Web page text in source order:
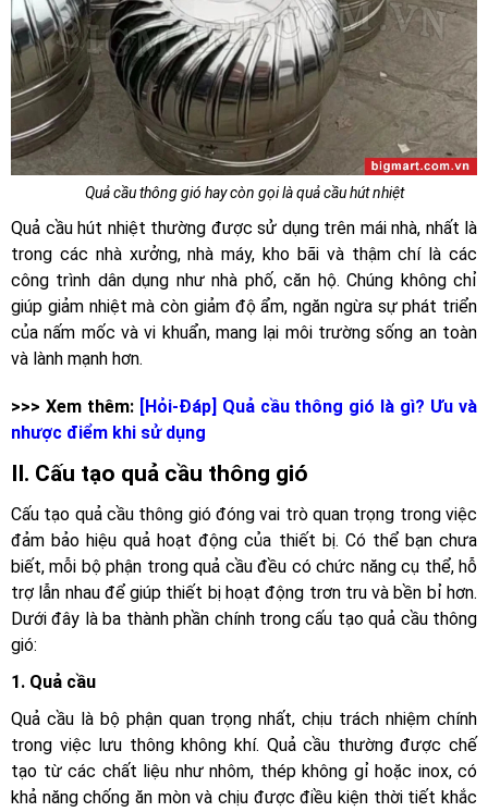
Quả cầu thông gió hay còn gọi là quả cầu hút nhiệt
Quả cầu hút nhiệt thường được sử dụng trên mái nhà, nhất là
trong các nhà xưởng, nhà máy, kho bãi và thậm chí là các
công trình dân dụng như nhà phố, căn hộ. Chúng không chỉ
giúp giảm nhiệt mà còn giảm độ ẩm, ngăn ngừa sự phát triển
của nấm mốc và vi khuẩn, mang lại môi trường sống an toàn
và lành mạnh hơn.
>>> Xem thêm:
[Hỏi-Đáp] Quả cầu thông gió là gì? Ưu và
nhược điểm khi sử dụng
II. Cấu tạo quả cầu thông gió
Cấu tạo quả cầu thông gió đóng vai trò quan trọng trong việc
đảm bảo hiệu quả hoạt động của thiết bị. Có thể bạn chưa
biết, mỗi bộ phận trong quả cầu đều có chức năng cụ thể, hỗ
trợ lẫn nhau để giúp thiết bị hoạt động trơn tru và bền bỉ hơn.
Dưới đây là ba thành phần chính trong cấu tạo quả cầu thông
gió:
1. Quả cầu
Quả cầu là bộ phận quan trọng nhất, chịu trách nhiệm chính
trong việc lưu thông không khí. Quả cầu thường được chế
tạo từ các chất liệu như nhôm, thép không gỉ hoặc inox, có
khả năng chống ăn mòn và chịu được điều kiện thời tiết khắc